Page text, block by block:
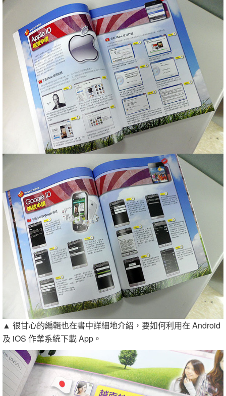
▲ 很甘心的編輯也在書中詳細地介紹，要如何利用在 Android
及 iOS 作業系統下載 App。